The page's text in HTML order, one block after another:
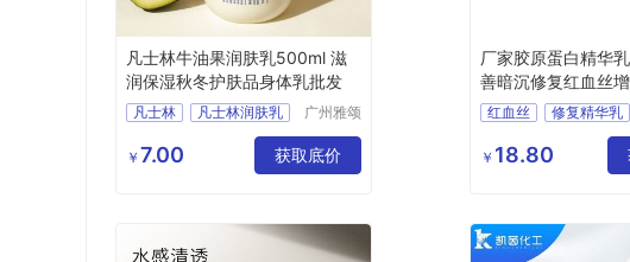
凡士林牛油果润肤乳500ml 滋
润保湿秋冬护肤品身体乳批发
凡士林
凡士林润肤乳
牛油果身体乳
广州雅颂
造有限公
司
￥ 7.00 获取底价
厂家胶原蛋白精华
善暗沉修复红血丝
红血丝
修复精华乳
胶原蛋白精华乳
￥ 18.80